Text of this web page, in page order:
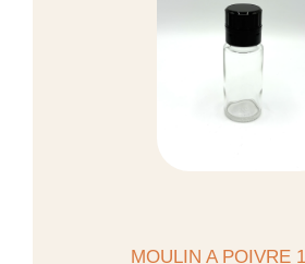
MOULIN A POIVRE